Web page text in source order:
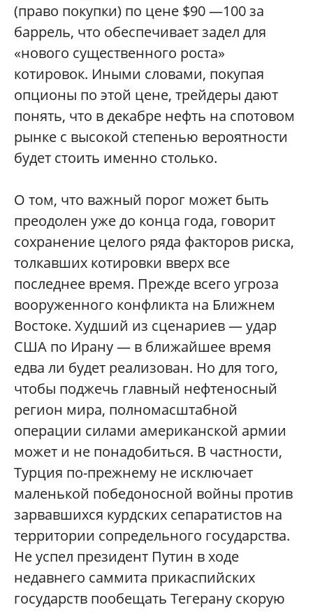
(право покупки) по цене $90 —100 за
баррель, что обеспечивает задел для
«нового существенного роста»
котировок. Иными словами, покупая
опционы по этой цене, трейдеры дают
понять, что в декабре нефть на спотовом
рынке с высокой степенью вероятности
будет стоить именно столько.
О том, что важный порог может быть
преодолен уже до конца года, говорит
сохранение целого ряда факторов риска,
толкавших котировки вверх все
последнее время. Прежде всего угроза
вооруженного конфликта на Ближнем
Востоке. Худший из сценариев — удар
США по Ирану — в ближайшее время
едва ли будет реализован. Но для того,
чтобы поджечь главный нефтеносный
регион мира, полномасштабной
операции силами американской армии
может и не понадобиться. В частности,
Турция по-прежнему не исключает
маленькой победоносной войны против
зарвавшихся курдских сепаратистов на
территории сопредельного государства.
Не успел президент Путин в ходе
недавнего саммита прикаспийских
государств пообещать Тегерану скорую